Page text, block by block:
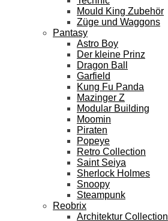
Mould King Zubehör
Züge und Waggons
Pantasy
Astro Boy
Der kleine Prinz
Dragon Ball
Garfield
Kung Fu Panda
Mazinger Z
Modular Building
Moomin
Piraten
Popeye
Retro Collection
Saint Seiya
Sherlock Holmes
Snoopy
Steampunk
Reobrix
Architektur Collection